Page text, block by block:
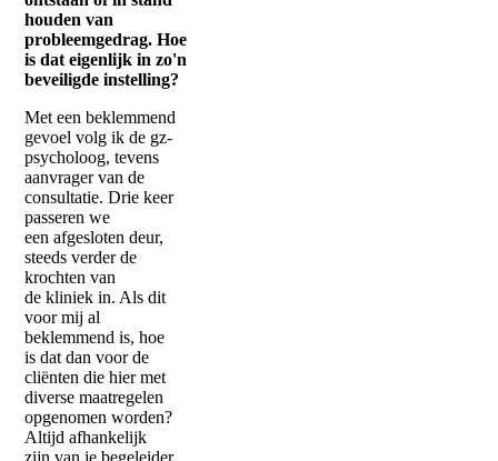
houden van
probleemgedrag. Hoe
is dat eigenlijk in zo'n
beveiligde instelling?
Met een beklemmend
gevoel volg ik de gz-
psycholoog, tevens
aanvrager van de
consultatie. Drie keer
passeren we
een afgesloten deur,
steeds verder de
krochten van
de kliniek in. Als dit
voor mij al
beklemmend is, hoe
is dat dan voor de
cliënten die hier met
diverse maatregelen
opgenomen worden?
Altijd afhankelijk
zijn van je begeleider.